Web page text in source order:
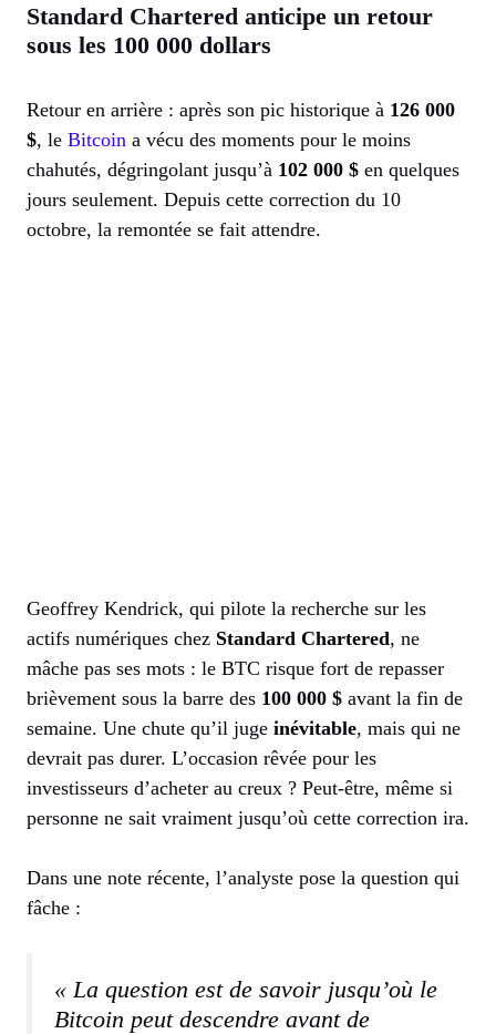
Standard Chartered anticipe un retour
sous les 100 000 dollars
Retour en arrière : après son pic historique à 126 000
$, le Bitcoin a vécu des moments pour le moins
chahutés, dégringolant jusqu’à 102 000 $ en quelques
jours seulement. Depuis cette correction du 10
octobre, la remontée se fait attendre.
Geoffrey Kendrick, qui pilote la recherche sur les
actifs numériques chez Standard Chartered, ne
mâche pas ses mots : le BTC risque fort de repasser
brièvement sous la barre des 100 000 $ avant la fin de
semaine. Une chute qu’il juge inévitable, mais qui ne
devrait pas durer. L’occasion rêvée pour les
investisseurs d’acheter au creux ? Peut-être, même si
personne ne sait vraiment jusqu’où cette correction ira.
Dans une note récente, l’analyste pose la question qui
fâche :
« La question est de savoir jusqu’où le
Bitcoin peut descendre avant de